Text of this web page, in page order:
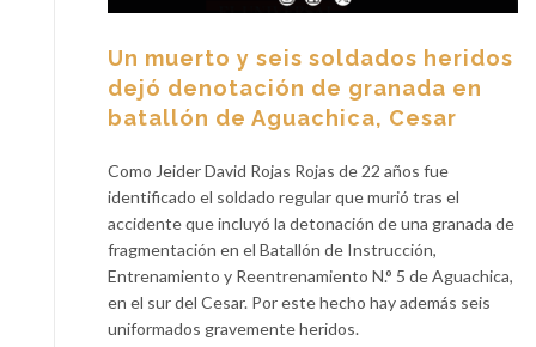
Un muerto y seis soldados heridos
dejó denotación de granada en
batallón de Aguachica, Cesar
Como Jeider David Rojas Rojas de 22 años fue
identificado el soldado regular que murió tras el
accidente que incluyó la detonación de una granada de
fragmentación en el Batallón de Instrucción,
Entrenamiento y Reentrenamiento N.° 5 de Aguachica,
en el sur del Cesar. Por este hecho hay además seis
uniformados gravemente heridos.